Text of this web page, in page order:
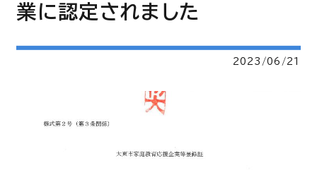
業に認定されました
2023/06/21